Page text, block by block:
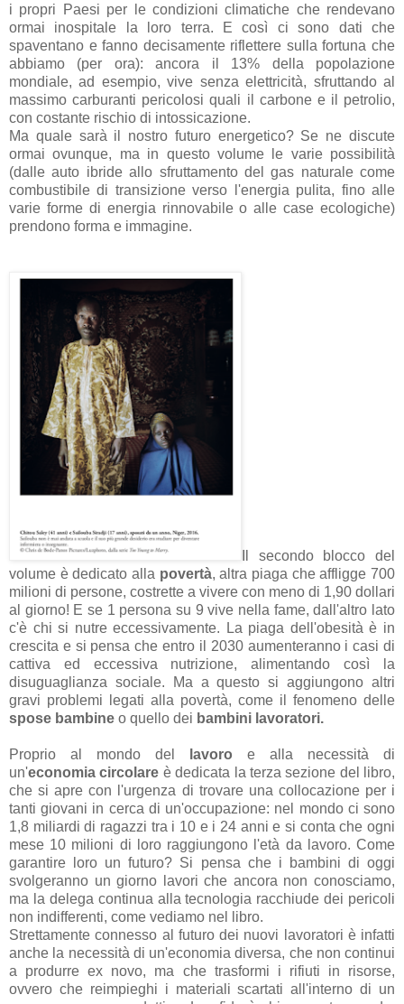
i propri Paesi per le condizioni climatiche che rendevano
ormai inospitale la loro terra. E così ci sono dati che
spaventano e fanno decisamente riflettere sulla fortuna che
abbiamo (per ora): ancora il 13% della popolazione
mondiale, ad esempio, vive senza elettricità, sfruttando al
massimo carburanti pericolosi quali il carbone e il petrolio,
con costante rischio di intossicazione.
Ma quale sarà il nostro futuro energetico? Se ne discute
ormai ovunque, ma in questo volume le varie possibilità
(dalle auto ibride allo sfruttamento del gas naturale come
combustibile di transizione verso l'energia pulita, fino alle
varie forme di energia rinnovabile o alle case ecologiche)
prendono forma e immagine.
Il secondo blocco del
volume è dedicato alla povertà, altra piaga che affligge 700
milioni di persone, costrette a vivere con meno di 1,90 dollari
al giorno! E se 1 persona su 9 vive nella fame, dall'altro lato
c'è chi si nutre eccessivamente. La piaga dell'obesità è in
crescita e si pensa che entro il 2030 aumenteranno i casi di
cattiva ed eccessiva nutrizione, alimentando così la
disuguaglianza sociale. Ma a questo si aggiungono altri
gravi problemi legati alla povertà, come il fenomeno delle
spose bambine o quello dei bambini lavoratori.
Proprio al mondo del lavoro e alla necessità di
un'economia circolare è dedicata la terza sezione del libro,
che si apre con l'urgenza di trovare una collocazione per i
tanti giovani in cerca di un'occupazione: nel mondo ci sono
1,8 miliardi di ragazzi tra i 10 e i 24 anni e si conta che ogni
mese 10 milioni di loro raggiungono l'età da lavoro. Come
garantire loro un futuro? Si pensa che i bambini di oggi
svolgeranno un giorno lavori che ancora non conosciamo,
ma la delega continua alla tecnologia racchiude dei pericoli
non indifferenti, come vediamo nel libro.
Strettamente connesso al futuro dei nuovi lavoratori è infatti
anche la necessità di un'economia diversa, che non continui
a produrre ex novo, ma che trasformi i rifiuti in risorse,
ovvero che reimpieghi i materiali scartati all'interno di un